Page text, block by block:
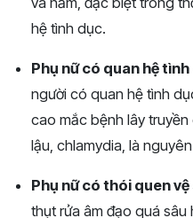
hệ tình dục​.
Phụ nữ có quan hệ
người có quan hệ tình
cao mắc bệnh lây
lậu, chlamydia, là
Phụ nữ có thói quen
thụt rửa âm đạo quá